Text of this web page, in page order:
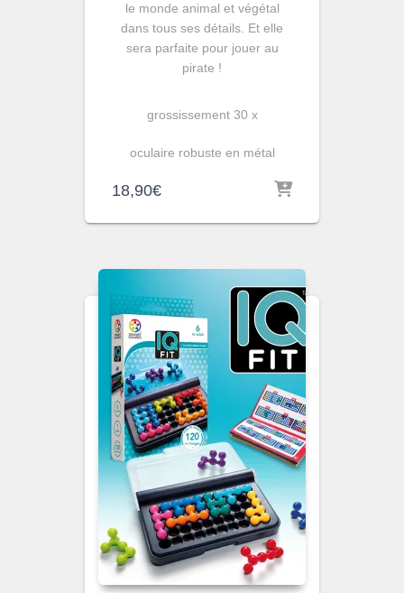
le monde animal et végétal
dans tous ses détails. Et elle
sera parfaite pour jouer au
pirate !
grossissement 30 x
oculaire robuste en métal
18,90€